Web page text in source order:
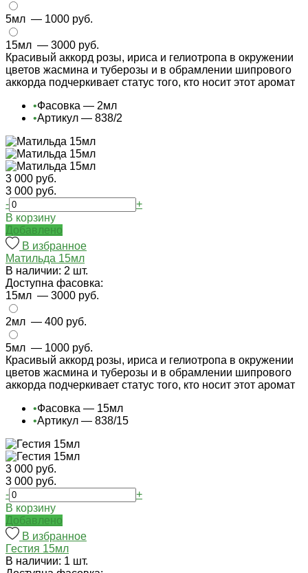
5мл — 1000 руб.
15мл — 3000 руб.
Красивый аккорд розы, ириса и гелиотропа в окружении
цветов жасмина и туберозы и в обрамлении шипрового
аккорда подчеркивает статус того, кто носит этот аромат
•Фасовка — 2мл
•Артикул — 838/2
3 000 руб.
3 000 руб.
-
+
В корзину
Добавлено
В избранное
Матильда 15мл
В наличии: 2 шт.
Доступна фасовка:
15мл — 3000 руб.
2мл — 400 руб.
5мл — 1000 руб.
Красивый аккорд розы, ириса и гелиотропа в окружении
цветов жасмина и туберозы и в обрамлении шипрового
аккорда подчеркивает статус того, кто носит этот аромат
•Фасовка — 15мл
•Артикул — 838/15
3 000 руб.
3 000 руб.
-
+
В корзину
Добавлено
В избранное
Гестия 15мл
В наличии: 1 шт.